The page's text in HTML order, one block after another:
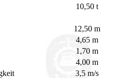
10,50 t
12,50 m
4,65 m
1,70 m
4,00 m
3,5 m/s